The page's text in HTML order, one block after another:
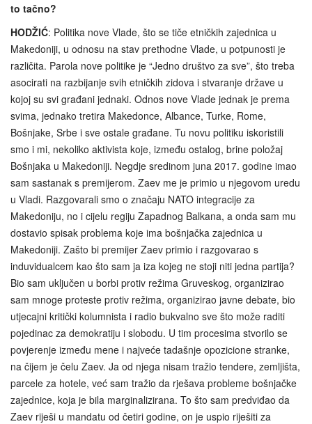
to tačno?
HODŽIĆ: Politika nove Vlade, što se tiče etničkih zajednica u
Makedoniji, u odnosu na stav prethodne Vlade, u potpunosti je
različita. Parola nove politike je “Jedno društvo za sve”, što treba
asocirati na razbijanje svih etničkih zidova i stvaranje države u
kojoj su svi građani jednaki. Odnos nove Vlade jednak je prema
svima, jednako tretira Makedonce, Albance, Turke, Rome,
Bošnjake, Srbe i sve ostale građane. Tu novu politiku iskoristili
smo i mi, nekoliko aktivista koje, između ostalog, brine položaj
Bošnjaka u Makedoniji. Negdje sredinom juna 2017. godine imao
sam sastanak s premijerom. Zaev me je primio u njegovom uredu
u Vladi. Razgovarali smo o značaju NATO integracije za
Makedoniju, no i cijelu regiju Zapadnog Balkana, a onda sam mu
dostavio spisak problema koje ima bošnjačka zajednica u
Makedoniji. Zašto bi premijer Zaev primio i razgovarao s
induvidualcem kao što sam ja iza kojeg ne stoji niti jedna partija?
Bio sam uključen u borbi protiv režima Gruveskog, organizirao
sam mnoge proteste protiv režima, organizirao javne debate, bio
utjecajni kritički kolumnista i radio bukvalno sve što može raditi
pojedinac za demokratiju i slobodu. U tim procesima stvorilo se
povjerenje između mene i najveće tadašnje opozicione stranke,
na čijem je čelu Zaev. Ja od njega nisam tražio tendere, zemljišta,
parcele za hotele, već sam tražio da rješava probleme bošnjačke
zajednice, koja je bila marginalizirana. To što sam predviđao da
Zaev riješi u mandatu od četiri godine, on je uspio riješiti za